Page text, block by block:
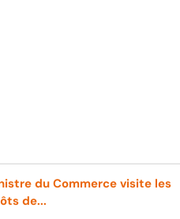
du Commerce visite les
de...